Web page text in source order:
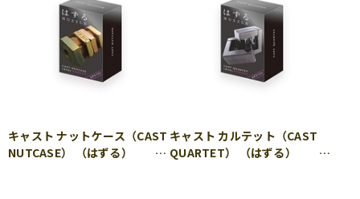
キャスト ナットケース（CAST
NUTCASE） （はずる）
キャスト カルテット（CAST
QUARTET） （はずる）